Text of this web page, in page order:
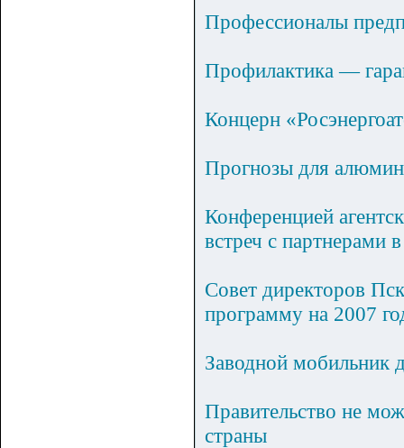
Профессионалы
Профилактика —
Концерн
Прогнозы для
Конференцией
встреч с партнерами
Совет директоров
программу на 2007
Заводной мобильник
Правительство не
страны